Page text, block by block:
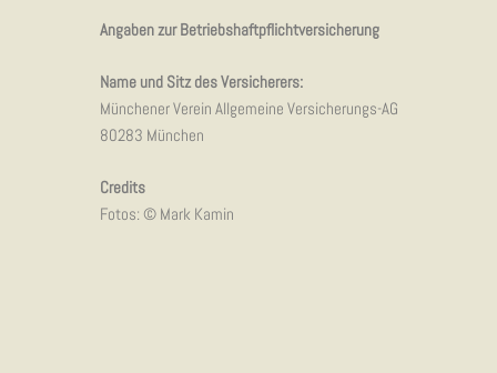
Angaben zur Betriebs­haft­pflicht­versicherung
Name und Sitz des Versicherers:
Münchener Verein Allgemeine Versicherungs-AG
80283 München
Credits
Fotos: © Mark Kamin